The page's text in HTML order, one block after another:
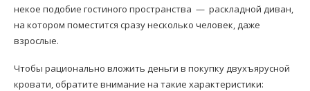
некое подобие гостиного пространства — раскладной диван,
на котором поместится сразу несколько человек, даже
взрослые.
Чтобы рационально вложить деньги в покупку двухъярусной
кровати, обратите внимание на такие характеристики: